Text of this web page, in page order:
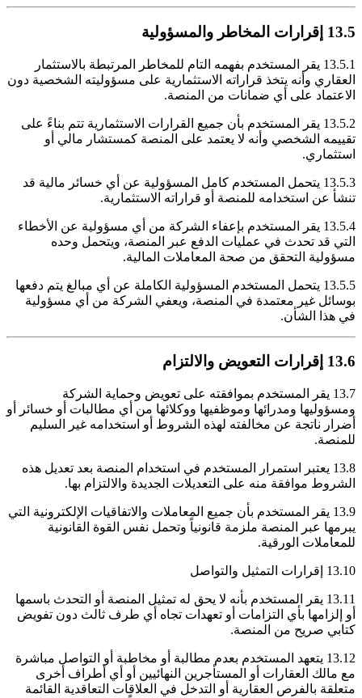
13.5 إقرارات المخاطر والمسؤولية
13.5.1 يقر المستخدم بفهمه التام للمخاطر المرتبطة بالاستثمار
العقاري وأنه يتخذ قراراته الاستثمارية على مسؤوليته الشخصية دون
الاعتماد على أي ضمانات من المنصة.
13.5.2 يقر المستخدم بأن جميع القرارات الاستثمارية تتم بناءً على
تقييمه الشخصي وأنه لا يعتمد على المنصة كمستشار مالي أو
استثماري.
13.5.3 يتحمل المستخدم كامل المسؤولية عن أي خسائر مالية قد
تنشأ عن استخدامه للمنصة أو قراراته الاستثمارية.
13.5.4 يقر المستخدم بإعفاء الشركة من أي مسؤولية عن الأخطاء
التي قد تحدث في عمليات الدفع عبر المنصة، ويتحمل وحده
مسؤولية التحقق من صحة المعاملات المالية.
13.5.5 يتحمل المستخدم المسؤولية الكاملة عن أي مبالغ يتم دفعها
بوسائل غير معتمدة في المنصة، ويعفي الشركة من أي مسؤولية
في هذا الشأن.
13.6 إقرارات التعويض والالتزام
13.7 يقر المستخدم بموافقته على تعويض وحماية الشركة
ومسؤوليها ومدرائها وموظفيها ووكلائها من أي مطالبات أو خسائر أو
أضرار ناتجة عن مخالفته لهذه الشروط أو استخدامه غير السليم
للمنصة.
13.8 يعتبر استمرار المستخدم في استخدام المنصة بعد تعديل هذه
الشروط موافقة منه على التعديلات الجديدة والالتزام بها.
13.9 يقر المستخدم بأن جميع المعاملات والاتفاقيات الإلكترونية التي
يبرمها عبر المنصة ملزمة قانونياً وتحمل نفس القوة القانونية
للمعاملات الورقية.
13.10 إقرارات التمثيل والتواصل
13.11 يقر المستخدم بأنه لا يحق له تمثيل المنصة أو التحدث باسمها
أو إلزامها بأي التزامات أو تعهدات تجاه أي طرف ثالث دون تفويض
كتابي صريح من المنصة.
13.12 يتعهد المستخدم بعدم مطالبة أو مخاطبة أو التواصل مباشرة
مع مالك العقارات أو المستأجرين النهائيين أو أي أطراف أخرى
متعلقة بالفرص العقارية أو التدخل في العلاقات التعاقدية القائمة